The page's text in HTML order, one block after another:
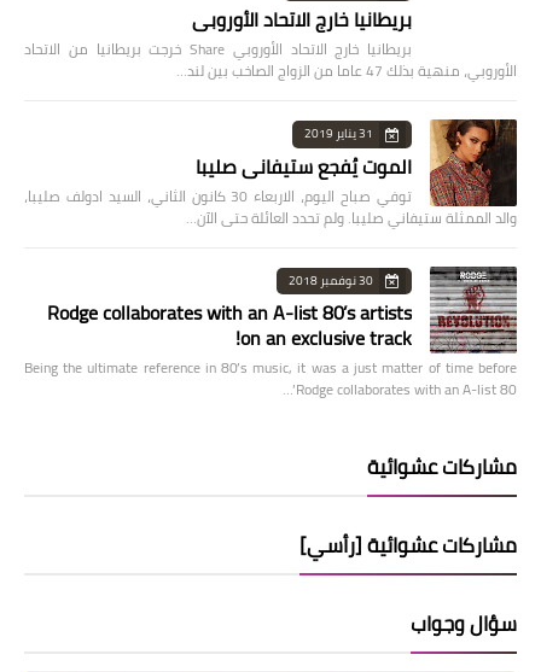
بريطانيا خارج الاتحاد الأوروبي
بريطانيا خارج الاتحاد الأوروبي Share خرجت بريطانيا من الاتحاد
الأوروبي، منهية بذلك 47 عاما من الزواج الصاخب بين لند…
31 يناير 2019
الموت يُفجع ستيفاني صليبا
توفي صباح اليوم، الاربعاء 30 كانون الثاني، السيد ادولف صليبا،
والد الممثلة ستيفاني صليبا. ولم تحدد العائلة حتى الآن…
30 نوفمبر 2018
Rodge collaborates with an A-list 80’s artists
on an exclusive track!
Being the ultimate reference in 80’s music, it was a just matter of time before
Rodge collaborates with an A-list 80’…
مشاركات عشوائية
مشاركات عشوائية [رأسي]
سؤال وجواب